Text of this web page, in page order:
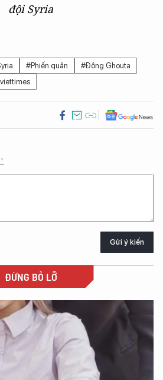
đội Syria
#Phiến quân
#Đông Ghouta
Gửi ý kiến
ĐỪNG BỎ LỠ